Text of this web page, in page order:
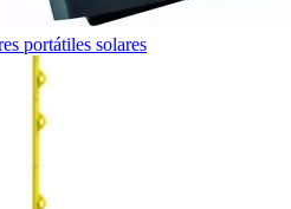
portátiles solares